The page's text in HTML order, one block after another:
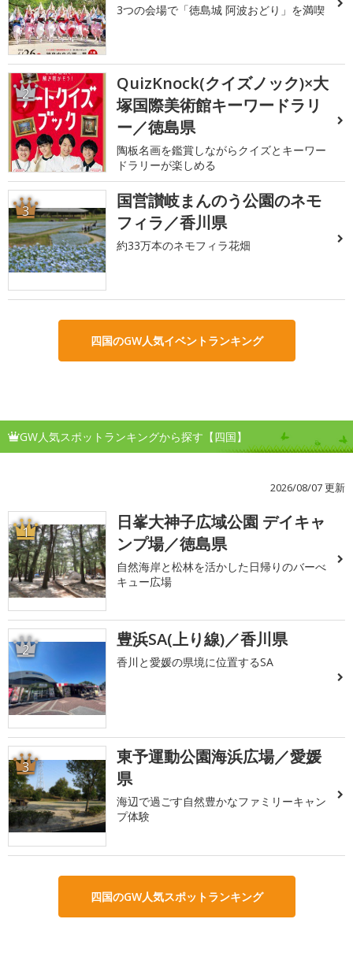
3つの会場で「徳島城 阿波おどり」を満喫
2
QuizKnock(クイズノック)×大
塚国際美術館キーワードラリ
ー／徳島県
陶板名画を鑑賞しながらクイズとキーワー
ドラリーが楽しめる
3
国営讃岐まんのう公園のネモ
フィラ／香川県
約33万本のネモフィラ花畑
四国のGW人気イベントランキング
GW人気スポットランキングから探す【四国】
2026/08/07 更新
1
日峯大神子広域公園 デイキャ
ンプ場／徳島県
自然海岸と松林を活かした日帰りのバーべ
キュー広場
2 豊浜SA(上り線)／香川県
香川と愛媛の県境に位置するSA
3
東予運動公園海浜広場／愛媛
県
海辺で過ごす自然豊かなファミリーキャン
プ体験
四国のGW人気スポットランキング